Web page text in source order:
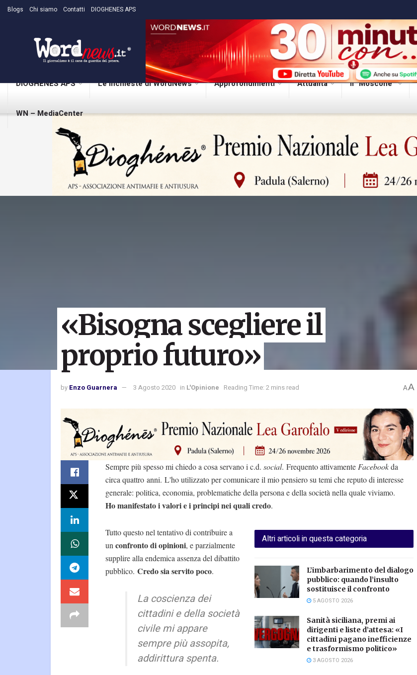
Blogs Chi siamo Contatti DIOGHENES APS
DIOGHENES APS Le inchieste di WordNews Approfondimenti Attualità Il “Moscone”
WN – MediaCenter
«Bisogna scegliere il
proprio futuro»
by Enzo Guarnera 3 Agosto 2020 in L'Opinione Reading Time: 2 mins read AA
Sempre più spesso mi chiedo a cosa servano i c.d. social. Frequento attivamenteFacebookda
circa quattro anni. L'ho utilizzato per comunicare il mio pensiero su temi che reputo di interesse
generale: politica, economia, problematiche della persona e della società nella quale viviamo.
Ho manifestato i valori e i principi nei quali credo.
Altri articoli in questa categoria
L’imbarbarimento del dialogo
pubblico: quando l’insulto
sostituisce il confronto
5 AGOSTO 2026
Sanità siciliana, premi ai
dirigenti e liste d’attesa: «I
cittadini pagano inefficienze
e trasformismo politico»
3 AGOSTO 2026
Tutto questo nel tentativo di contribuire a
unconfronto di opinioni, e parzialmente
supplire alla endemica assenza del dibattito
pubblico. Credo sia servito poco.
La coscienza dei
cittadini e della società
civile mi appare
sempre più assopita,
addirittura spenta.